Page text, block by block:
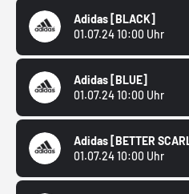
Adidas [BLACK]
01.07.24 10:00 Uhr
Adidas [BLUE]
01.07.24 10:00 Uhr
Adidas [BETTER
01.07.24 10:00 Uhr